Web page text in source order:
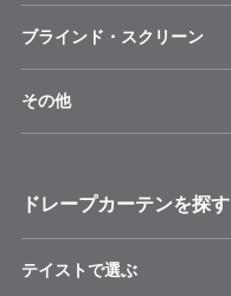
ブラインド・スクリーン
その他
ドレープカーテンを探す
テイストで選ぶ